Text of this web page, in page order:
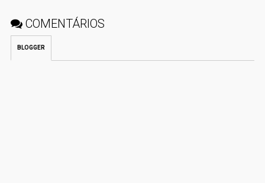
COMENTÁRIOS
BLOGGER